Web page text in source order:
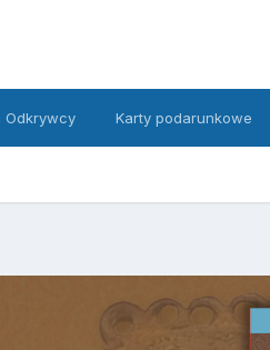
Odkrywcy Karty podarunkowe